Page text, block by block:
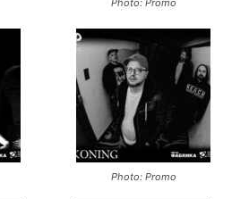
Photo: Promo
Photo: Promo